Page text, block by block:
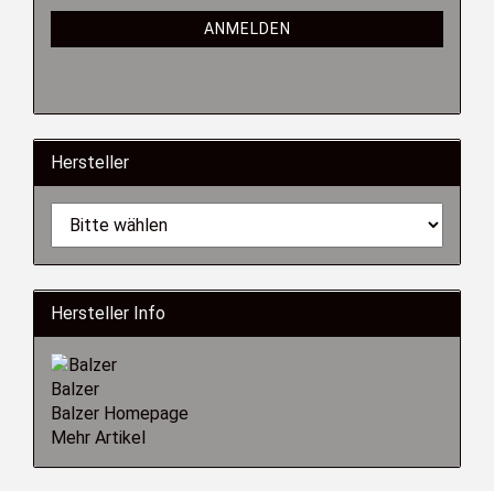
ANMELDEN
Hersteller
Hersteller Info
Balzer
Balzer Homepage
Mehr Artikel